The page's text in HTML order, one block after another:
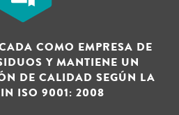
COMO EMPRESA DE
Y MANTIENE UN
DE CALIDAD SEGÚN LA
ISO 9001: 2008